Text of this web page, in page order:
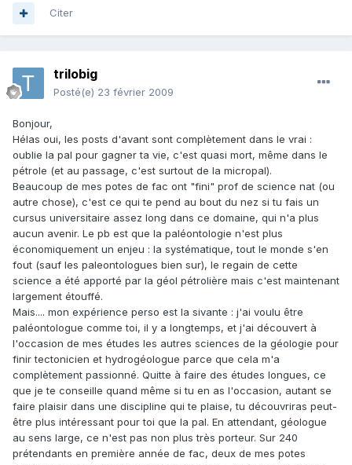
Citer
trilobig
Posté(e) 23 février 2009
Bonjour,
Hélas oui, les posts d'avant sont complètement dans le vrai :
oublie la pal pour gagner ta vie, c'est quasi mort, même dans le
pétrole (et au passage, c'est surtout de la micropal).
Beaucoup de mes potes de fac ont "fini" prof de science nat (ou
autre chose), c'est ce qui te pend au bout du nez si tu fais un
cursus universitaire assez long dans ce domaine, qui n'a plus
aucun avenir. Le pb est que la paléontologie n'est plus
économiquement un enjeu : la systématique, tout le monde s'en
fout (sauf les paleontologues bien sur), le regain de cette
science a été apporté par la géol pétrolière mais c'est maintenant
largement étouffé.
Mais.... mon expérience perso est la sivante : j'ai voulu être
paléontologue comme toi, il y a longtemps, et j'ai découvert à
l'occasion de mes études les autres sciences de la géologie pour
finir tectonicien et hydrogéologue parce que cela m'a
complètement passionné. Quitte à faire des études longues, ce
que je te conseille quand même si tu en as l'occasion, autant se
faire plaisir dans une discipline qui te plaise, tu découvriras peut-
être plus intéressant pour toi que la pal. En attendant, géologue
au sens large, ce n'est pas non plus très porteur. Sur 240
prétendants en première année de fac, deux de mes potes